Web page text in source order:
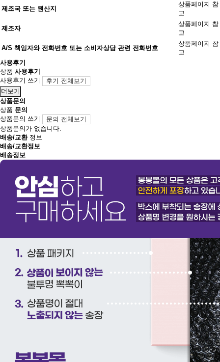
제조국 또는 원산지
상품페이지 참
고
제조자
상품페이지 참
고
A/S 책임자와 전화번호 또는 소비자상담 관련 전화번호
상품페이지 참
고
사용후기
상품 사용후기
사용후기 쓰기
후기 전체보기
더보기
상품문의
상품 문의
상품문의 쓰기
문의 전체보기
상품문의가 없습니다.
배송/교환정보
배송/교환정보
배송정보